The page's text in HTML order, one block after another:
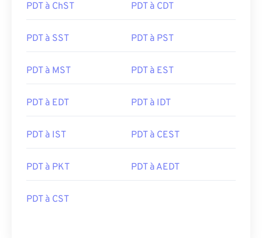
PDT à ChST PDT à CDT
PDT à SST PDT à PST
PDT à MST PDT à EST
PDT à EDT PDT à IDT
PDT à IST PDT à CEST
PDT à PKT PDT à AEDT
PDT à CST